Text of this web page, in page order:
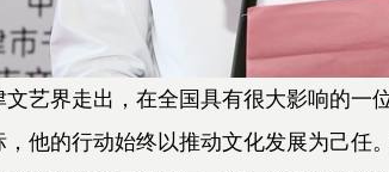
界走出，在全国具有很大影响的一
他的行动始终以推动文化发展为己